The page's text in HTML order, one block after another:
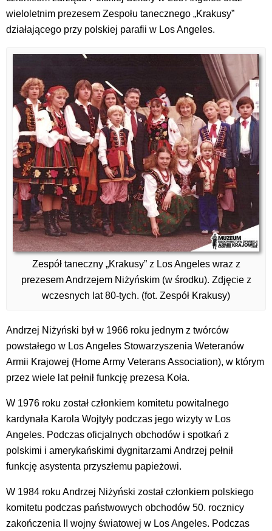
wieloletnim prezesem Zespołu tanecznego „Krakusy”
działającego przy polskiej parafii w Los Angeles.
Zespół taneczny „Krakusy” z Los Angeles wraz z
prezesem Andrzejem Niżyńskim (w środku). Zdjęcie z
wczesnych lat 80-tych. (fot. Zespół Krakusy)
Andrzej Niżyński był w 1966 roku jednym z twórców
powstałego w Los Angeles Stowarzyszenia Weteranów
Armii Krajowej (Home Army Veterans Association), w którym
przez wiele lat pełnił funkcję prezesa Koła.
W 1976 roku został członkiem komitetu powitalnego
kardynała Karola Wojtyły podczas jego wizyty w Los
Angeles. Podczas oficjalnych obchodów i spotkań z
polskimi i amerykańskimi dygnitarzami Andrzej pełnił
funkcję asystenta przyszłemu papieżowi.
W 1984 roku Andrzej Niżyński został członkiem polskiego
komitetu podczas państwowych obchodów 50. rocznicy
zakończenia II wojny światowej w Los Angeles. Podczas